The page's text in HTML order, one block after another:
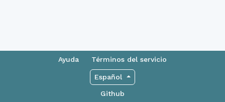
Ayuda Términos del servicio
Español
Github